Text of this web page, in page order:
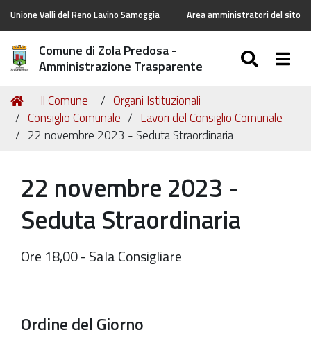
Unione Valli del Reno Lavino Samoggia Area amministratori del sito
Comune di Zola Predosa -
Amministrazione Trasparente
Tu
sei
qui:
Home
Il Comune
Organi Istituzionali
Consiglio Comunale
Lavori del Consiglio Comunale
22 novembre 2023 - Seduta Straordinaria
22 novembre 2023 -
Seduta Straordinaria
Ore 18,00 - Sala Consigliare
Ordine del Giorno